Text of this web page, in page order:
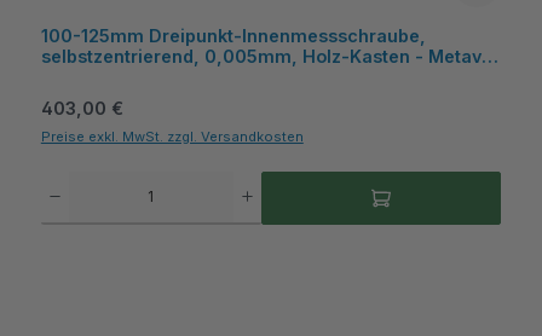
100-125mm Dreipunkt-Innenmessschraube,
selbstzentrierend, 0,005mm, Holz-Kasten - Metav
Regulärer Preis:
403,00 €
Preise exkl. MwSt. zzgl. Versandkosten